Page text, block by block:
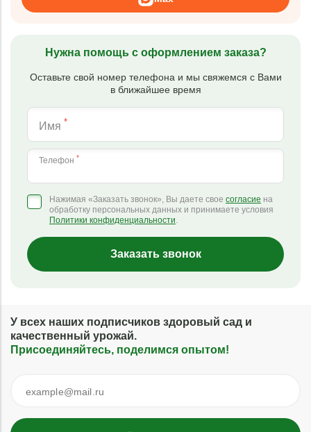
Нужна помощь с оформлением заказа?
Оставьте свой номер телефона и мы свяжемся с Вами
в ближайшее время
Имя *
Телефон *
Нажимая «Заказать звонок», Вы даете свое согласие на
обработку персональных данных и принимаете условия
Политики конфиденциальности.
Заказать звонок
У всех наших подписчиков здоровый сад и
качественный урожай.
Присоединяйтесь, поделимся опытом!